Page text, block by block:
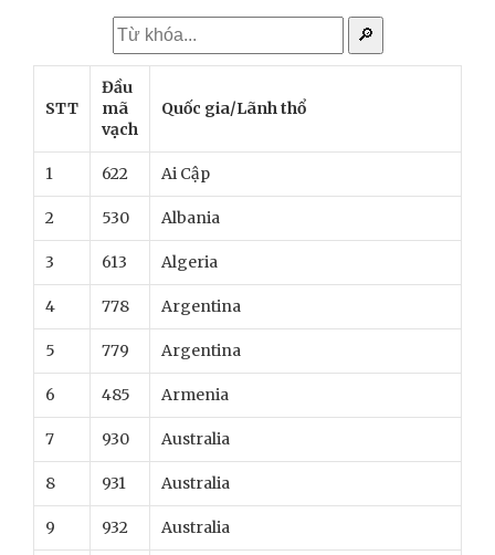
🔎
STT
Đầu
mã
vạch
Quốc gia/Lãnh thổ
1 622 Ai Cập
2 530 Albania
3 613 Algeria
4 778 Argentina
5 779 Argentina
6 485 Armenia
7 930 Australia
8 931 Australia
9 932 Australia